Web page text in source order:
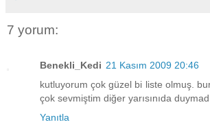
7 yorum:
Benekli_Kedi 21 Kasım 2009 20:46
kutluyorum çok güzel bi liste olmuş.
çok sevmiştim diğer yarısınıda
Yanıtla